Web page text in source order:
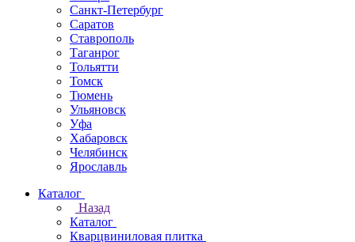
Санкт-Петербург
Саратов
Ставрополь
Таганрог
Тольятти
Томск
Тюмень
Ульяновск
Уфа
Хабаровск
Челябинск
Ярославль
Каталог
Назад
Каталог
Кварцвиниловая плитка